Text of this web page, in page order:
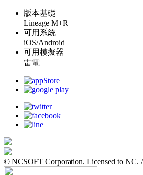
版本基礎
Lineage M+R
可用系統
iOS/Android
可用模擬器
雷電
© NCSOFT Corporation. Licensed to NC.